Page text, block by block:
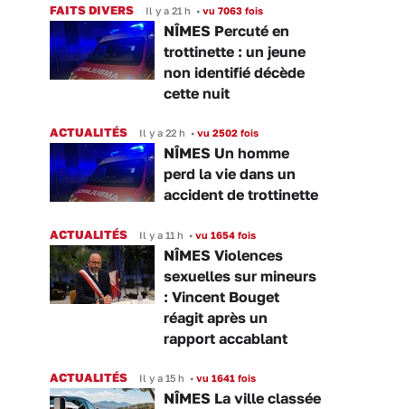
FAITS DIVERS Il y a 21 h • vu 7063 fois
NÎMES Percuté en
trottinette : un jeune
non identifié décède
cette nuit
ACTUALITÉS Il y a 22 h • vu 2502 fois
NÎMES Un homme
perd la vie dans un
accident de trottinette
ACTUALITÉS Il y a 11 h • vu 1654 fois
NÎMES Violences
sexuelles sur mineurs
: Vincent Bouget
réagit après un
rapport accablant
ACTUALITÉS Il y a 15 h • vu 1641 fois
NÎMES La ville classée